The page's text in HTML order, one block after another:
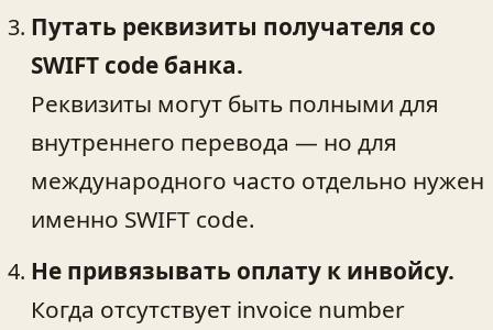
Путать реквизиты получателя со
SWIFT code банка.
Реквизиты могут быть полными для
внутреннего перевода — но для
международного часто отдельно нужен
именно SWIFT code.
Не привязывать оплату к инвойсу.
Когда отсутствует invoice number